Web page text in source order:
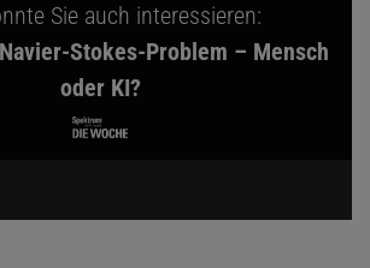
Sie auch interessieren:
Stokes-Problem – Mensch
oder KI?